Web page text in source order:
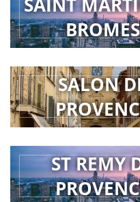
SAINT
BROMES
SALON
ST REMY